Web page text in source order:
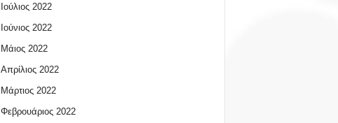
Ιούλιος 2022
Ιούνιος 2022
Μάιος 2022
Απρίλιος 2022
Μάρτιος 2022
Φεβρουάριος 2022